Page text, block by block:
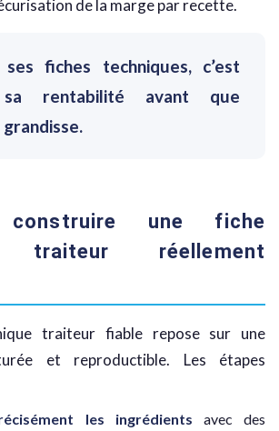
de la marge par recette.
fiches techniques, c’est
sa rentabilité avant que
grandisse.
construire une fiche
traiteur réellement
traiteur fiable repose sur une
et reproductible. Les étapes
les ingrédients avec des